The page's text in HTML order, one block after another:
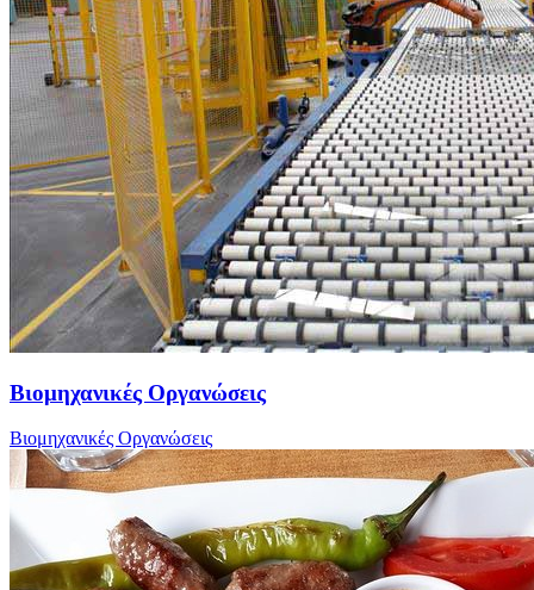
Βιομηχανικές Οργανώσεις
Βιομηχανικές Οργανώσεις